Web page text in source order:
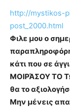
http://mystikos-
post_2000.html
Φιλε μου ο
κάτι που σε
ΜΟΙΡΆΣΟΥ ΤΟ
θα το
Μην μένεις